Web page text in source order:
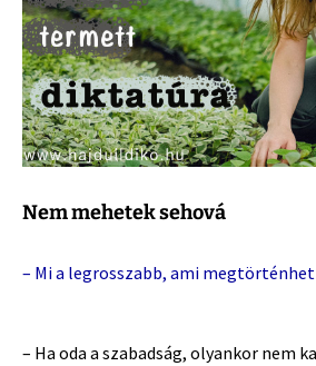
Nem mehetek sehová
– Mi a legrosszabb, ami megtörténhet
– Ha oda a szabadság, olyankor nem